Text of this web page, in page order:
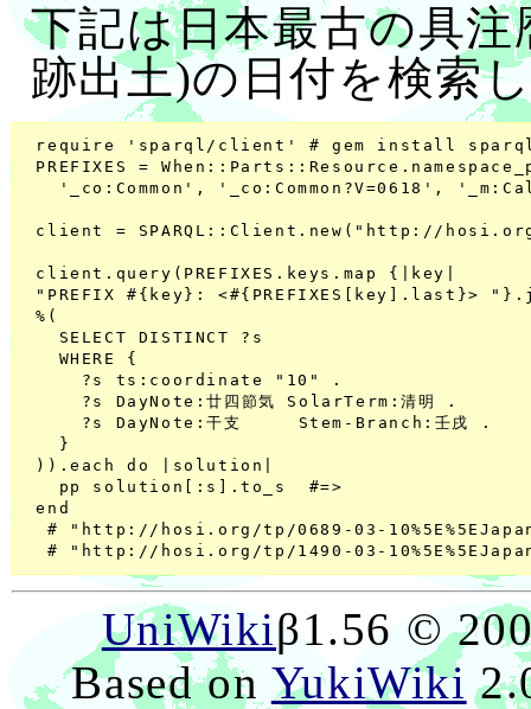
下記は日本最古の具
跡出土)の日付を検索
require 'sparql/client' # gem install
PREFIXES =
'_co:Common', '_co:Common?V=0618',
client = SPARQL::Client.new("http://
client.query(PREFIXES.keys.map {|key|
"PREFIX #{key}: <#{PREFIXES[key].last}>
%(
   SELECT DISTINCT ?s
   WHERE {
     ?s ts:coordinate "10" .
     ?s DayNote:廿四節気 SolarTerm:清明 .
     ?s DayNote:干支     Stem-Branch:壬戌 .
   }
)).each do |solution|
   pp solution[:s].to_s  #=>
end
# "http://hosi.org/tp/0689-03-
UniWikiβ1.56 ©
Based on YukiWiki